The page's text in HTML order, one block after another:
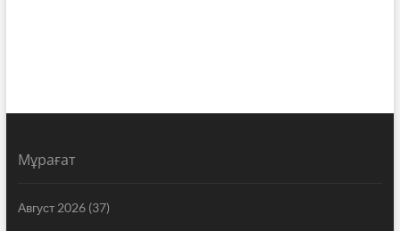
Мұрағат
Август 2026(37)